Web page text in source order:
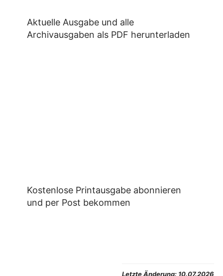
Aktuelle Ausgabe und alle
Archivausgaben als PDF herunterladen
Kostenlose Printausgabe abonnieren
und per Post bekommen
Letzte Änderung: 10.07.2026